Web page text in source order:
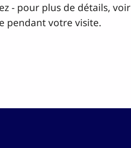
- pour plus de détails, voir
pendant votre visite.